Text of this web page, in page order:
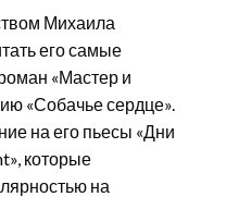
Михаила
его самые
«Мастер и
«Собачье сердце».
на его пьесы «Дни
которые
на